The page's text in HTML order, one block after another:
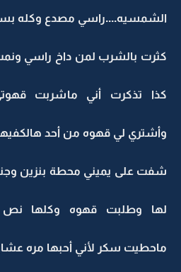
الشمسيه....راسي مصدع وكله
كثرت بالشرب لمن داخ راسي
كذا تذكرت أني ماشربت
وأشتري لي قهوه من أحد
شفت على يميني محطة بنزين
لها وطلبت قهوه وكلها نص
ماحطيت سكر لأني أحبها مره